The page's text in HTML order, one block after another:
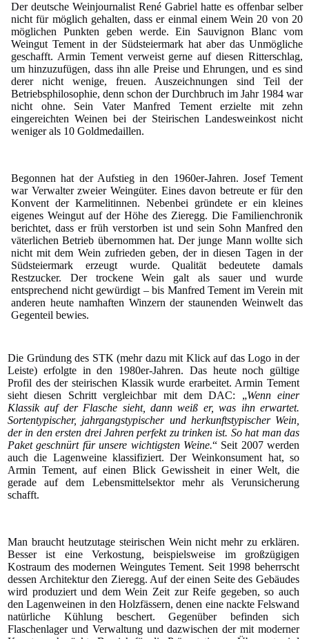
Der deutsche Weinjournalist René Gabriel hatte es offenbar selber
nicht für möglich gehalten, dass er einmal einem Wein 20 von 20
möglichen Punkten geben werde. Ein Sauvignon Blanc vom
Weingut Tement in der Südsteiermark hat aber das Unmögliche
geschafft. Armin Tement verweist gerne auf diesen Ritterschlag,
um hinzuzufügen, dass ihn alle Preise und Ehrungen, und es sind
derer nicht wenige, freuen. Auszeichnungen sind Teil der
Betriebsphilosophie, denn schon der Durchbruch im Jahr 1984 war
nicht ohne. Sein Vater Manfred Tement erzielte mit zehn
eingereichten Weinen bei der Steirischen Landesweinkost nicht
weniger als 10 Goldmedaillen.
Begonnen hat der Aufstieg in den 1960er-Jahren. Josef Tement
war Verwalter zweier Weingüter. Eines davon betreute er für den
Konvent der Karmelitinnen. Nebenbei gründete er ein kleines
eigenes Weingut auf der Höhe des Zieregg. Die Familienchronik
berichtet, dass er früh verstorben ist und sein Sohn Manfred den
väterlichen Betrieb übernommen hat. Der junge Mann wollte sich
nicht mit dem Wein zufrieden geben, der in diesen Tagen in der
Südsteiermark erzeugt wurde. Qualität bedeutete damals
Restzucker. Der trockene Wein galt als sauer und wurde
entsprechend nicht gewürdigt – bis Manfred Tement im Verein mit
anderen heute namhaften Winzern der staunenden Weinwelt das
Gegenteil bewies.
Die Gründung des STK (mehr dazu mit Klick auf das Logo in der
Leiste) erfolgte in den 1980er-Jahren. Das heute noch gültige
Profil des der steirischen Klassik wurde erarbeitet. Armin Tement
sieht diesen Schritt vergleichbar mit dem DAC: „Wenn einer
Klassik auf der Flasche sieht, dann weiß er, was ihn erwartet.
Sortentypischer, jahrgangstypischer und herkunftstypischer Wein,
der in den ersten drei Jahren perfekt zu trinken ist. So hat man das
Paket geschnürt für unsere wichtigsten Weine.“ Seit 2007 werden
auch die Lagenweine klassifiziert. Der Weinkonsument hat, so
Armin Tement, auf einen Blick Gewissheit in einer Welt, die
gerade auf dem Lebensmittelsektor mehr als Verunsicherung
schafft.
Man braucht heutzutage steirischen Wein nicht mehr zu erklären.
Besser ist eine Verkostung, beispielsweise im großzügigen
Kostraum des modernen Weingutes Tement. Seit 1998 beherrscht
dessen Architektur den Zieregg. Auf der einen Seite des Gebäudes
wird produziert und dem Wein Zeit zur Reife gegeben, so auch
den Lagenweinen in den Holzfässern, denen eine nackte Felswand
natürliche Kühlung beschert. Gegenüber befinden sich
Flaschenlager und Verwaltung und dazwischen der mit moderner